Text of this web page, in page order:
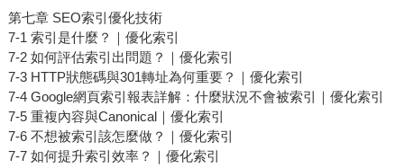
第七章 SEO索引優化技術
7-1 索引是什麼？｜優化索引
7-2 如何評估索引出問題？｜優化索引
7-3 HTTP狀態碼與301轉址為何重要？｜優化索引
7-4 Google網頁索引報表詳解：什麼狀況不會被索引｜優化索引
7-5 重複內容與Canonical｜優化索引
7-6 不想被索引該怎麼做？｜優化索引
7-7 如何提升索引效率？｜優化索引